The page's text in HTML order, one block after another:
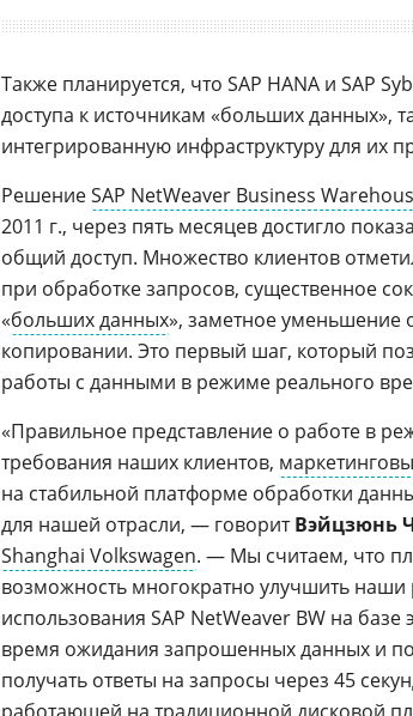
Также планируется, что SAP HANA и SAP
доступа к источникам «больших данных»,
интегрированную инфраструктуру для их
РешениеSAP NetWeaver Business
2011 г., через пять месяцев достигло
общий доступ. Множество клиентов
при обработке запросов, существенное
«больших данных», заметное уменьшение
копировании. Это первый шаг, который
работы с данными в режиме реального
«Правильное представление о работе в
требования наших клиентов,
на стабильной платформе обработки
для нашей отрасли, — говоритВэйцзюнь
Shanghai Volkswagen. — Мы считаем, что
возможность многократно улучшить
использования SAP NetWeaver BW на
время ожидания запрошенных данных и
получать ответы на запросы через 45